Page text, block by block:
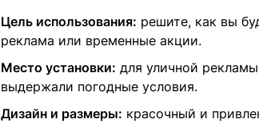
Цель использования: решите, как вы
реклама или временные акции.
Место установки: для уличной
выдержали погодные условия.
Дизайн и размеры: красочный и